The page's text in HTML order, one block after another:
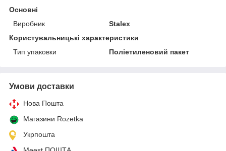
Основні
Виробник
Stalex
Користувальницькі характеристики
Тип упаковки
Поліетиленовий пакет
Умови доставки
Нова Пошта
Магазини Rozetka
Укрпошта